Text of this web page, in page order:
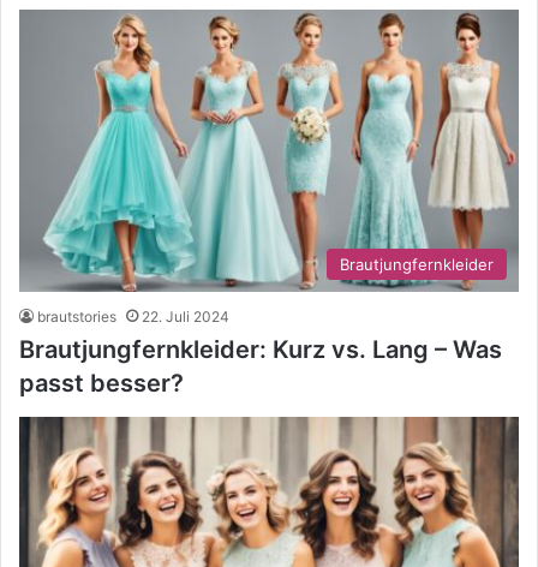
Brautjungfernkleider
brautstories 22. Juli 2024
Brautjungfernkleider: Kurz vs. Lang – Was
passt besser?